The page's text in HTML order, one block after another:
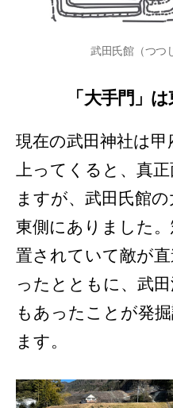
武田氏館（つつ
「大手門」
現在の武田神社は
上ってくると、真
ますが、武田氏館
東側にありました
置されていて敵が
ったとともに、武
もあったことが発
ます。